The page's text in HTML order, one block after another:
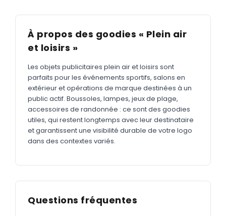
À propos des goodies « Plein air
et loisirs »
Les objets publicitaires plein air et loisirs sont
parfaits pour les événements sportifs, salons en
extérieur et opérations de marque destinées à un
public actif. Boussoles, lampes, jeux de plage,
accessoires de randonnée : ce sont des goodies
utiles, qui restent longtemps avec leur destinataire
et garantissent une visibilité durable de votre logo
dans des contextes variés.
Questions fréquentes